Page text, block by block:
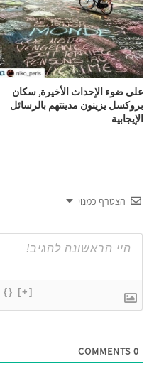
على ضوء الإحداث الأخيرة, سكان
بروكسل يزينون مدينتهم بالرسائل
الإيجابية
הצטרף כמנוי
{} [+]
0